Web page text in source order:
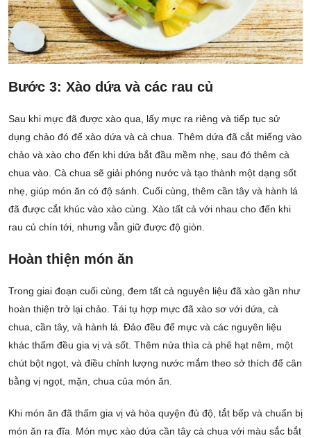
Bước 3: Xào dứa và các rau củ
Sau khi mực đã được xào qua, lấy mực ra riêng và tiếp tục sử
dụng chảo đó để xào dứa và cà chua. Thêm dứa đã cắt miếng vào
chảo và xào cho đến khi dứa bắt đầu mềm nhẹ, sau đó thêm cà
chua vào. Cà chua sẽ giải phóng nước và tạo thành một dạng sốt
nhẹ, giúp món ăn có độ sánh. Cuối cùng, thêm cần tây và hành lá
đã được cắt khúc vào xào cùng. Xào tất cả với nhau cho đến khi
rau củ chín tới, nhưng vẫn giữ được độ giòn.
Hoàn thiện món ăn
Trong giai đoạn cuối cùng, đem tất cả nguyên liệu đã xào gần như
hoàn thiện trở lại chảo. Tái tụ hợp mực đã xào sơ với dứa, cà
chua, cần tây, và hành lá. Đảo đều để mực và các nguyên liệu
khác thấm đều gia vị và sốt. Thêm nửa thìa cà phê hạt nêm, một
chút bột ngọt, và điều chỉnh lượng nước mắm theo sở thích để cân
bằng vị ngọt, mặn, chua của món ăn.
Khi món ăn đã thấm gia vị và hòa quyện đủ độ, tắt bếp và chuẩn bị
món ăn ra đĩa. Món mực xào dứa cần tây cà chua với màu sắc bắt